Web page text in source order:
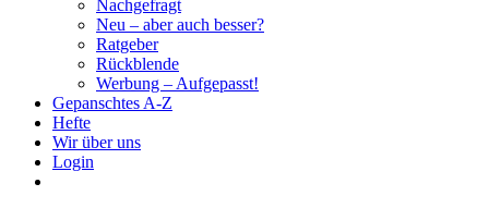
Nachgefragt
Neu – aber auch besser?
Ratgeber
Rückblende
Werbung – Aufgepasst!
Gepanschtes A-Z
Hefte
Wir über uns
Login